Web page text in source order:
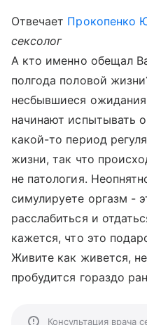
Отвечает Прокопенко
сексолог
А кто именно обещал
полгода половой
несбывшиеся
начинают испытывать
какой-то период
жизни, так что
не патология.
симулируете оргазм -
расслабиться и
кажется, что это
Живите как живется,
пробудится гораздо
Консультация врача